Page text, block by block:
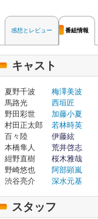
感想とレビュー 番組情報
キャスト
夏野千波 梅澤美波
馬路光
西垣匠
野田彩世
加藤小夏
村田正太郎
若林時英
百々陸
伊藤絃
本橋隼人
荒井啓志
紺野直樹
桜木雅哉
野崎悠也
阿部顕嵐
渋谷亮介
深水元基
スタッフ